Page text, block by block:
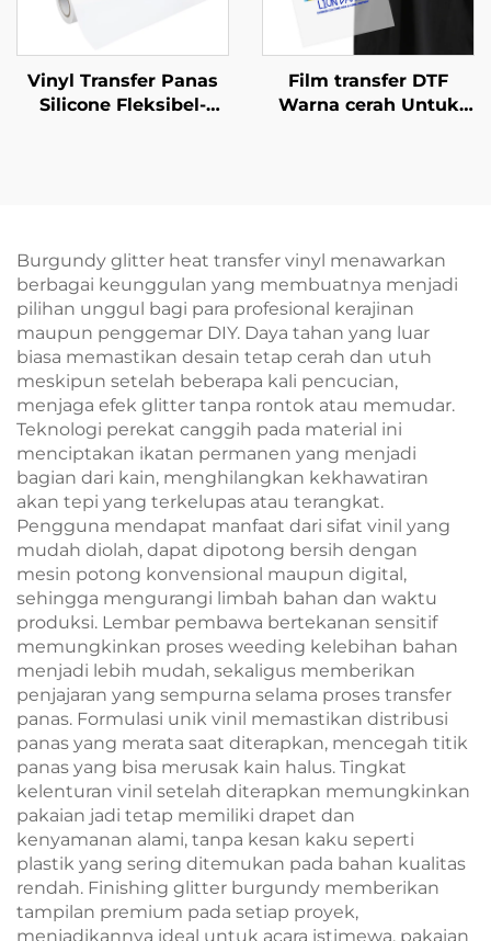
Vinyl Transfer Panas
Silicone Fleksibel-
Film transfer DTF
Warna cerah Untuk
Burgundy glitter heat transfer vinyl menawarkan
berbagai keunggulan yang membuatnya menjadi
pilihan unggul bagi para profesional kerajinan
maupun penggemar DIY. Daya tahan yang luar
biasa memastikan desain tetap cerah dan utuh
meskipun setelah beberapa kali pencucian,
menjaga efek glitter tanpa rontok atau memudar.
Teknologi perekat canggih pada material ini
menciptakan ikatan permanen yang menjadi
bagian dari kain, menghilangkan kekhawatiran
akan tepi yang terkelupas atau terangkat.
Pengguna mendapat manfaat dari sifat vinil yang
mudah diolah, dapat dipotong bersih dengan
mesin potong konvensional maupun digital,
sehingga mengurangi limbah bahan dan waktu
produksi. Lembar pembawa bertekanan sensitif
memungkinkan proses weeding kelebihan bahan
menjadi lebih mudah, sekaligus memberikan
penjajaran yang sempurna selama proses transfer
panas. Formulasi unik vinil memastikan distribusi
panas yang merata saat diterapkan, mencegah titik
panas yang bisa merusak kain halus. Tingkat
kelenturan vinil setelah diterapkan memungkinkan
pakaian jadi tetap memiliki drapet dan
kenyamanan alami, tanpa kesan kaku seperti
plastik yang sering ditemukan pada bahan kualitas
rendah. Finishing glitter burgundy memberikan
tampilan premium pada setiap proyek,
menjadikannya ideal untuk acara istimewa, pakaian